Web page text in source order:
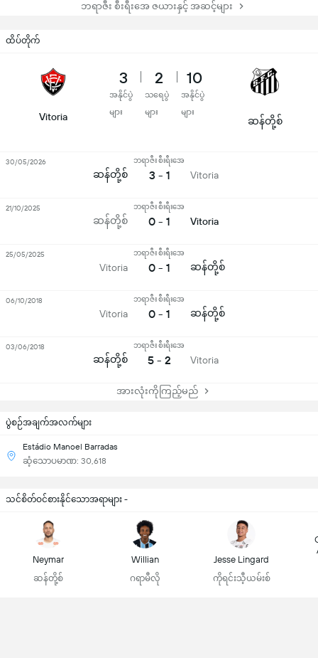
ဘရာဇီး စီးရီးအေ ဇယားနှင့် အဆင့်များ
ပွဲစဉ်အချက်အလက်များ
Estádio Manoel Barradas
ဆံ့သောပမာဏ: 30,618
ထိပ်တိုက်
Vitoria
3
အနိုင်ပွဲ
များ
2
သရေပွဲ
များ
10
အနိုင်ပွဲ
များ
ဆန်တို့စ်
ဆန်တို့စ်
ဘရာဇီး စီးရီးအေ
3 - 1 Vitoria
30/05/2026
ဆန်တို့စ်
ဘရာဇီး စီးရီးအေ
0 - 1 Vitoria
21/10/2025
Vitoria
ဘရာဇီး စီးရီးအေ
0 - 1 ဆန်တို့စ်
25/05/2025
Vitoria
ဘရာဇီး စီးရီးအေ
0 - 1 ဆန်တို့စ်
06/10/2018
ဆန်တို့စ်
ဘရာဇီး စီးရီးအေ
5 - 2 Vitoria
03/06/2018
အားလုံးကိုကြည့်မည်
သင်စိတ်ဝင်စားနိုင်သောအရာများ -
Neymar
ဆန်တို့စ်
Willian
ဂရာမီလို
Jesse Lingard
ကိုရင်းသီ့ယမ်းစ်